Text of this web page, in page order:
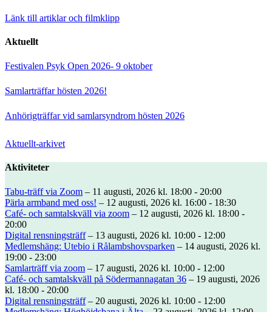
Länk till artiklar och filmklipp
Aktuellt
Festivalen Psyk Open 2026- 9 oktober
Samlarträffar hösten 2026!
Anhörigträffar vid samlarsyndrom hösten 2026
Aktuellt-arkivet
Aktiviteter
Tabu-träff via Zoom – 11 augusti, 2026 kl. 18:00 - 20:00
Pärla armband med oss! – 12 augusti, 2026 kl. 16:00 - 18:30
Café- och samtalskväll via zoom – 12 augusti, 2026 kl. 18:00 -
20:00
Digital rensningsträff– 13 augusti, 2026 kl. 10:00 - 12:00
Medlemshäng: Utebio i Rålambshovsparken – 14 augusti, 2026 kl.
19:00 - 23:00
Samlarträff via zoom – 17 augusti, 2026 kl. 10:00 - 12:00
Café- och samtalskväll på Södermannagatan 36 – 19 augusti, 2026
kl. 18:00 - 20:00
Digital rensningsträff– 20 augusti, 2026 kl. 10:00 - 12:00